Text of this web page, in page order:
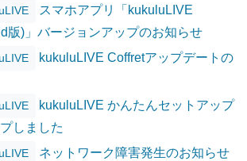
スマホアプリ「kukuluLIVE
版)」バージョンアップのお知らせ
kukuluLIVE Coffretアップデートの
kukuluLIVE かんたんセットアップ
しました
ネットワーク障害発生のお知らせ